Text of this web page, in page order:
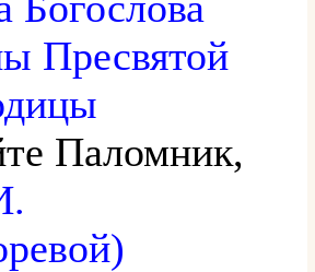
Пресвятой
Паломник,